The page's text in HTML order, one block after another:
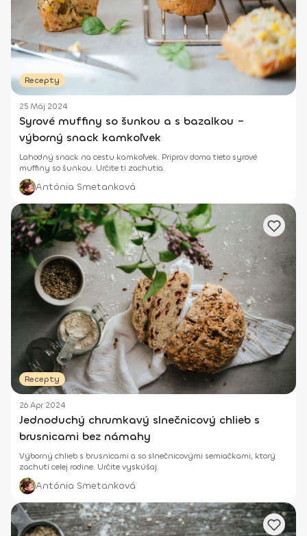
Recepty
25 Máj 2024
Syrové muffiny so šunkou a s bazalkou –
výborný snack kamkoľvek
Lahodný snack na cestu kamkoľvek. Priprav doma tieto syrové
muffiny so šunkou. Určite ti zachutia.
Antónia Smetanková
Recepty
26 Apr 2024
Jednoduchý chrumkavý slnečnicový chlieb s
brusnicami bez námahy
Výborný chlieb s brusnicami a so slnečnicovými semiačkami, ktorý
zachutí celej rodine. Určite vyskúšaj.
Antónia Smetanková